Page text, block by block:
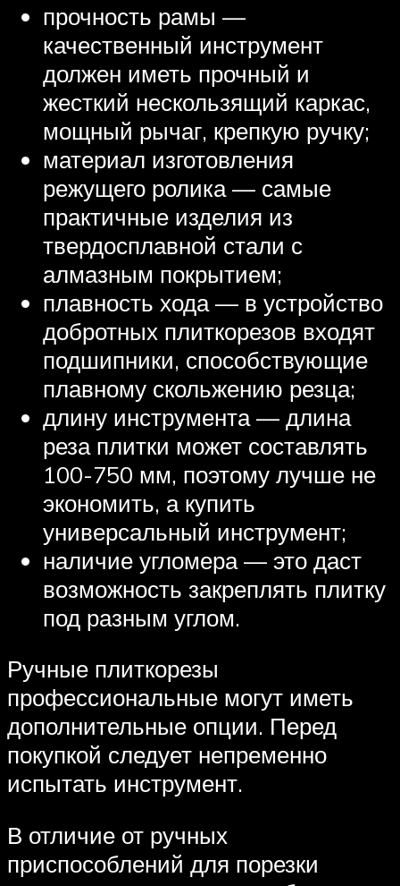
прочность рамы —
качественный инструмент
должен иметь прочный и
жесткий нескользящий каркас,
мощный рычаг, крепкую ручку;
материал изготовления
режущего ролика — самые
практичные изделия из
твердосплавной стали с
алмазным покрытием;
плавность хода — в устройство
добротных плиткорезов входят
подшипники, способствующие
плавному скольжению резца;
длину инструмента — длина
реза плитки может составлять
100-750 мм, поэтому лучше не
экономить, а купить
универсальный инструмент;
наличие угломера — это даст
возможность закреплять плитку
под разным углом.
Ручные плиткорезы
профессиональные могут иметь
дополнительные опции. Перед
покупкой следует непременно
испытать инструмент.
В отличие от ручных
приспособлений для порезки